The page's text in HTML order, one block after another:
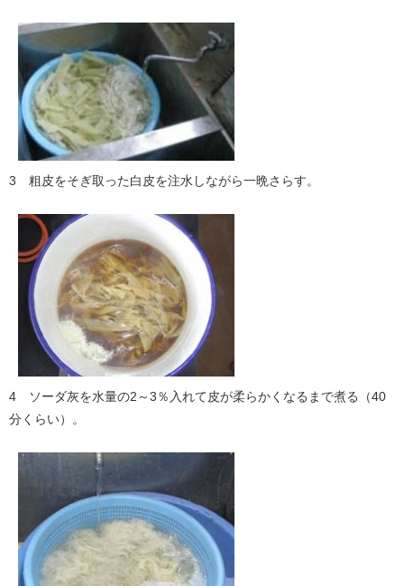
3 粗皮をそぎ取った白皮を注水しながら一晩さらす。
4 ソーダ灰を水量の2～3％入れて皮が柔らかくなるまで煮る（40
分くらい）。